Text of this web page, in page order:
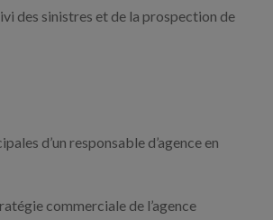
des sinistres et de la prospection de
d’un responsable d’agence en
commerciale de l’agence